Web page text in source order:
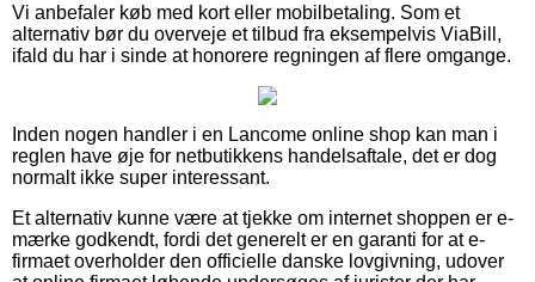
Vi anbefaler køb med kort eller mobilbetaling. Som et
alternativ bør du overveje et tilbud fra eksempelvis ViaBill,
ifald du har i sinde at honorere regningen af flere omgange.
Inden nogen handler i en Lancome online shop kan man i
reglen have øje for netbutikkens handelsaftale, det er dog
normalt ikke super interessant.
Et alternativ kunne være at tjekke om internet shoppen er e-
mærke godkendt, fordi det generelt er en garanti for at e-
firmaet overholder den officielle danske lovgivning, udover